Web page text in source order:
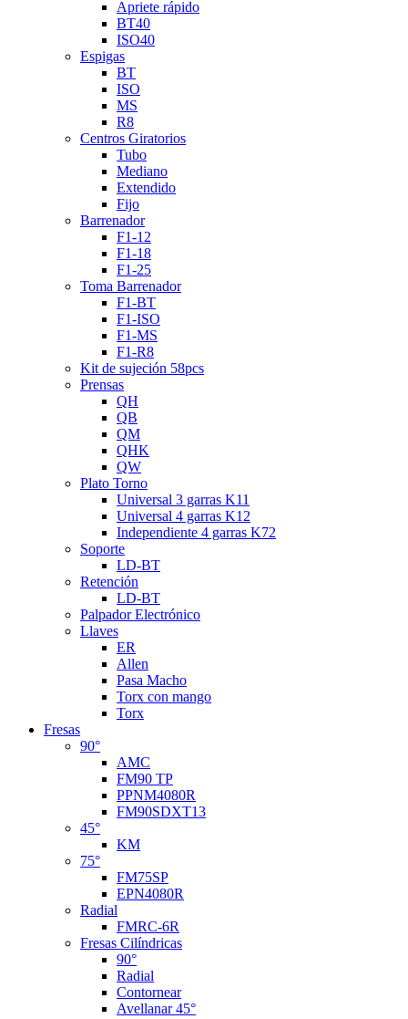
Apriete rápido
BT40
ISO40
Espigas
BT
ISO
MS
R8
Centros Giratorios
Tubo
Mediano
Extendido
Fijo
Barrenador
F1-12
F1-18
F1-25
Toma Barrenador
F1-BT
F1-ISO
F1-MS
F1-R8
Kit de sujeción 58pcs
Prensas
QH
QB
QM
QHK
QW
Plato Torno
Universal 3 garras K11
Universal 4 garras K12
Independiente 4 garras K72
Soporte
LD-BT
Retención
LD-BT
Palpador Electrónico
Llaves
ER
Allen
Pasa Macho
Torx con mango
Torx
Fresas
90°
AMC
FM90 TP
PPNM4080R
FM90SDXT13
45°
KM
75°
FM75SP
EPN4080R
Radial
FMRC-6R
Fresas Cilíndricas
90°
Radial
Contornear
Avellanar 45°